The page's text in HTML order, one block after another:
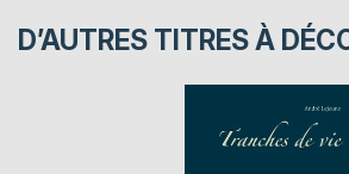
D’AUTRES TITRES À